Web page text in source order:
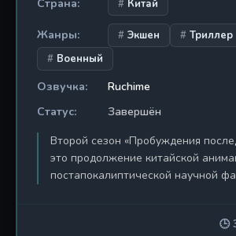
Страна: Китай
Жанры: Экшен Триллер
Военный
Озвучка:
Ruchime
Статус:
Завершён
Второй сезон «Пробуждения
это продолжение китайской
постапокалиптической научной
вторжением загадочной расы 🕒